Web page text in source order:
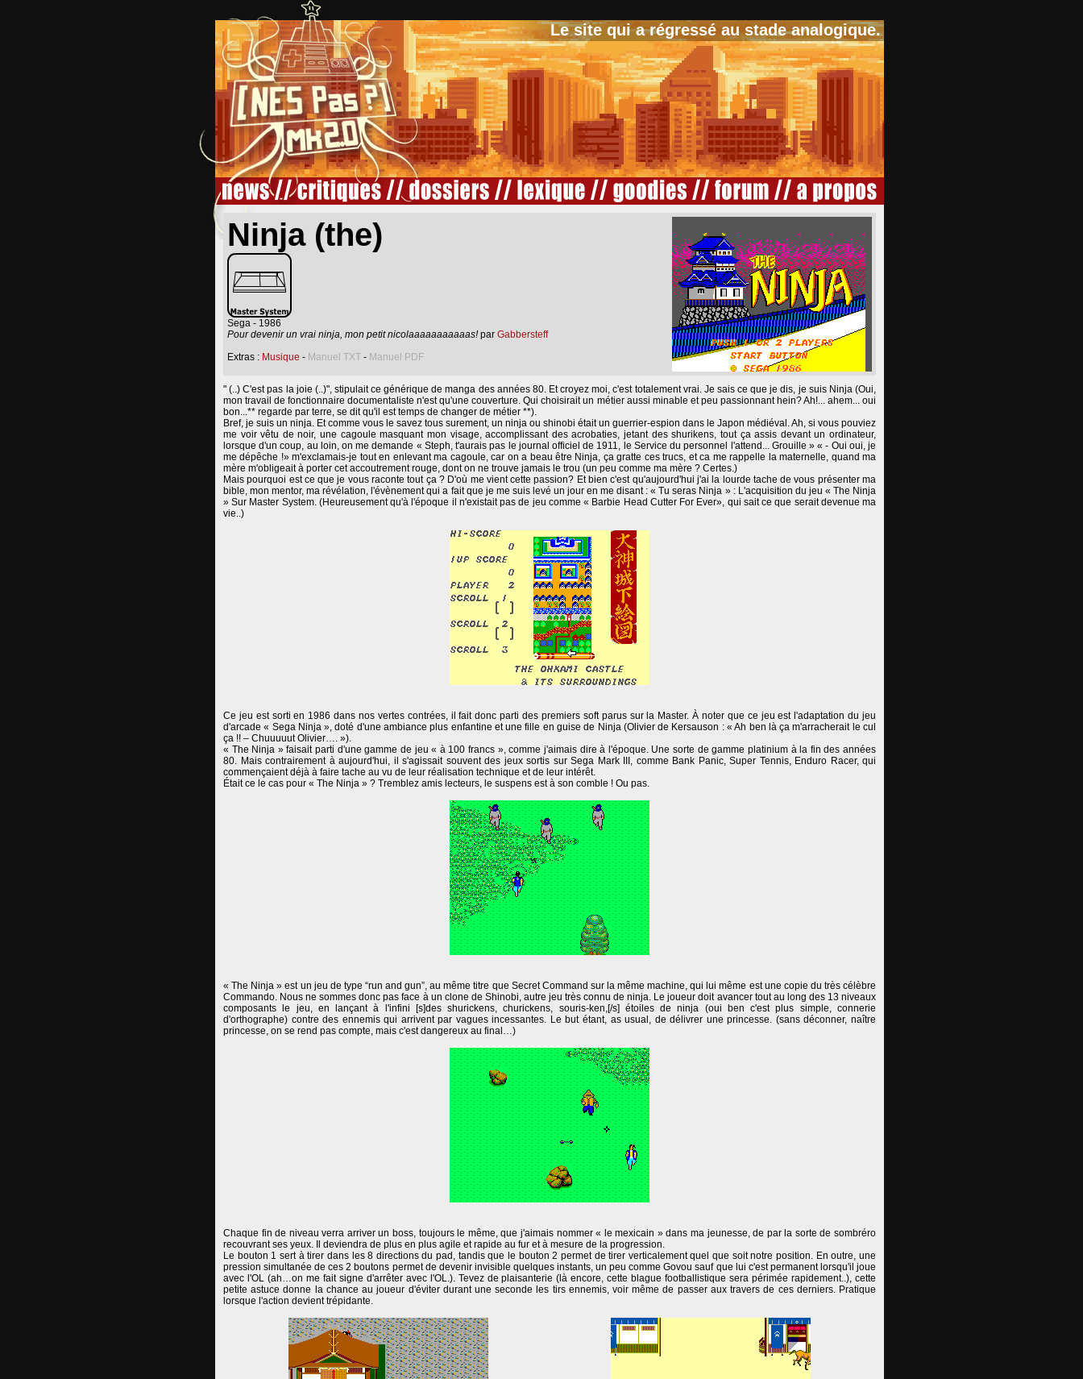
Le site qui a régressé au stade analogique.
Ninja (the)
Sega - 1986
Pour devenir un vrai ninja, mon petit nicolaaaaaaaaaaas!par Gabbersteff
Extras : Musique - Manuel TXT - Manuel PDF
" (..) C'est pas la joie (..)", stipulait ce générique de manga des années 80. Et croyez moi, c'est totalement vrai. Je sais ce que je dis, je suis Ninja (Oui,
mon travail de fonctionnaire documentaliste n'est qu'une couverture. Qui choisirait un métier aussi minable et peu passionnant hein? Ah!... ahem... oui
bon...** regarde par terre, se dit qu'il est temps de changer de métier **).
Bref, je suis un ninja. Et comme vous le savez tous surement, un ninja ou shinobi était un guerrier-espion dans le Japon médiéval. Ah, si vous pouviez
me voir vêtu de noir, une cagoule masquant mon visage, accomplissant des acrobaties, jetant des shurikens, tout ça assis devant un ordinateur,
lorsque d'un coup, au loin, on me demande « Steph, t'aurais pas le journal officiel de 1911, le Service du personnel l'attend... Grouille » « - Oui oui, je
me dépêche !» m'exclamais-je tout en enlevant ma cagoule, car on a beau être Ninja, ça gratte ces trucs, et ca me rappelle la maternelle, quand ma
mère m'obligeait à porter cet accoutrement rouge, dont on ne trouve jamais le trou (un peu comme ma mère ? Certes.)
Mais pourquoi est ce que je vous raconte tout ça ? D'où me vient cette passion? Et bien c'est qu'aujourd'hui j'ai la lourde tache de vous présenter ma
bible, mon mentor, ma révélation, l'évènement qui a fait que je me suis levé un jour en me disant : « Tu seras Ninja » : L'acquisition du jeu « The Ninja
» Sur Master System. (Heureusement qu'à l'époque il n'existait pas de jeu comme « Barbie Head Cutter For Ever», qui sait ce que serait devenue ma
vie..)
Ce jeu est sorti en 1986 dans nos vertes contrées, il fait donc parti des premiers soft parus sur la Master. À noter que ce jeu est l'adaptation du jeu
d'arcade « Sega Ninja », doté d'une ambiance plus enfantine et une fille en guise de Ninja (Olivier de Kersauson : « Ah ben là ça m'arracherait le cul
ça !! – Chuuuuut Olivier…. »).
« The Ninja » faisait parti d'une gamme de jeu « à 100 francs », comme j'aimais dire à l'époque. Une sorte de gamme platinium à la fin des années
80. Mais contrairement à aujourd'hui, il s'agissait souvent des jeux sortis sur Sega Mark III, comme Bank Panic, Super Tennis, Enduro Racer, qui
commençaient déjà à faire tache au vu de leur réalisation technique et de leur intérêt.
Était ce le cas pour « The Ninja » ? Tremblez amis lecteurs, le suspens est à son comble ! Ou pas.
« The Ninja » est un jeu de type “run and gun”, au même titre que Secret Command sur la même machine, qui lui même est une copie du très célèbre
Commando. Nous ne sommes donc pas face à un clone de Shinobi, autre jeu très connu de ninja. Le joueur doit avancer tout au long des 13 niveaux
composants le jeu, en lançant à l'infini [s]des shurickens, churickens, souris-ken,[/s] étoiles de ninja (oui ben c'est plus simple, connerie
d'orthographe) contre des ennemis qui arrivent par vagues incessantes. Le but étant, as usual, de délivrer une princesse. (sans déconner, naître
princesse, on se rend pas compte, mais c'est dangereux au final…)
Chaque fin de niveau verra arriver un boss, toujours le même, que j'aimais nommer « le mexicain » dans ma jeunesse, de par la sorte de sombréro
recouvrant ses yeux. Il deviendra de plus en plus agile et rapide au fur et à mesure de la progression.
Le bouton 1 sert à tirer dans les 8 directions du pad, tandis que le bouton 2 permet de tirer verticalement quel que soit notre position. En outre, une
pression simultanée de ces 2 boutons permet de devenir invisible quelques instants, un peu comme Govou sauf que lui c'est permanent lorsqu'il joue
avec l'OL (ah…on me fait signe d'arrêter avec l'OL.). Tevez de plaisanterie (là encore, cette blague footballistique sera périmée rapidement..), cette
petite astuce donne la chance au joueur d'éviter durant une seconde les tirs ennemis, voir même de passer aux travers de ces derniers. Pratique
lorsque l'action devient trépidante.